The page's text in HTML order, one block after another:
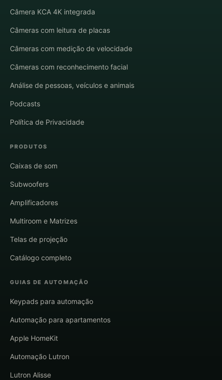
Câmera KCA 4K integrada
Câmeras com leitura de placas
Câmeras com medição de velocidade
Câmeras com reconhecimento facial
Análise de pessoas, veículos e animais
Podcasts
Política de Privacidade
PRODUTOS
Caixas de som
Subwoofers
Amplificadores
Multiroom e Matrizes
Telas de projeção
Catálogo completo
GUIAS DE AUTOMAÇÃO
Keypads para automação
Automação para apartamentos
Apple HomeKit
Automação Lutron
Lutron Alisse